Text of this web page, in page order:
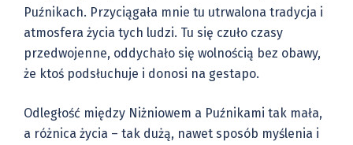
Puźnikach. Przyciągała mnie tu utrwalona tradycja i
atmosfera życia tych ludzi. Tu się czuło czasy
przedwojenne, oddychało się wolnością bez obawy,
że ktoś podsłuchuje i donosi na gestapo.
Odległość między Niżniowem a Puźnikami tak mała,
a różnica życia – tak dużą, nawet sposób myślenia i